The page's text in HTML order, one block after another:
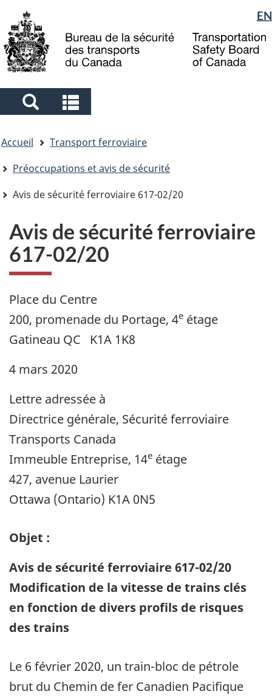
to
main
to
"About
government"
à
la
Sélection
de
la
langue
EN
Search
and
menus
and
menus
êtes
ici
Accueil
Transport ferroviaire
Préoccupations et avis de sécurité
Avis de sécurité ferroviaire 617-02/20
Avis de sécurité ferroviaire
617-02/20
Place du Centre
200, promenade du Portage, 4e étage
Gatineau QC K1A 1K8
4 mars 2020
Lettre adressée à
Directrice générale, Sécurité ferroviaire
Transports Canada
Immeuble Entreprise, 14e étage
427, avenue Laurier
Ottawa (Ontario) K1A 0N5
Objet :
Avis de sécurité ferroviaire 617-02/20
Modification de la vitesse de trains clés
en fonction de divers profils de risques
des trains
Le 6 février 2020, un train-bloc de pétrole
brut du Chemin de fer Canadien Pacifique